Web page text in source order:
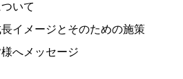
いて
イメージとそのための施策
へメッセージ